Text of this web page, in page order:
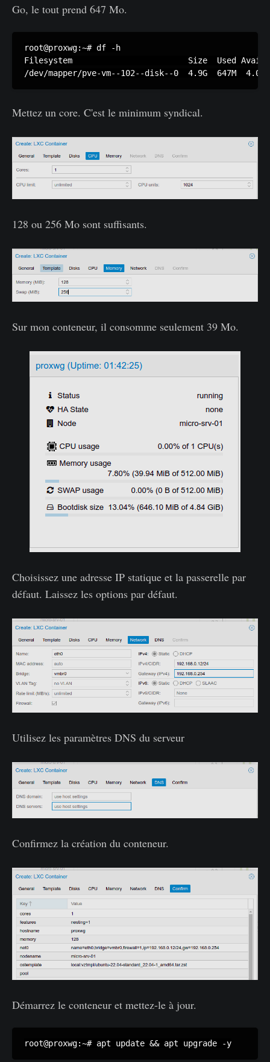
Go, le tout prend 647 Mo.
root@proxwg:~# df -h
Filesystem                        Size  Used Avail
/dev/mapper/pve-vm--102--disk--0  4.9G  647M  4.0G
Mettez un core. C'est le minimum syndical.
128 ou 256 Mo sont suffisants.
Sur mon conteneur, il consomme seulement 39 Mo.
Choisissez une adresse IP statique et la passerelle par
défaut. Laissez les options par défaut.
Utilisez les paramètres DNS du serveur
Confirmez la création du conteneur.
Démarrez le conteneur et mettez-le à jour.
root@proxwg:~# apt update && apt upgrade -y